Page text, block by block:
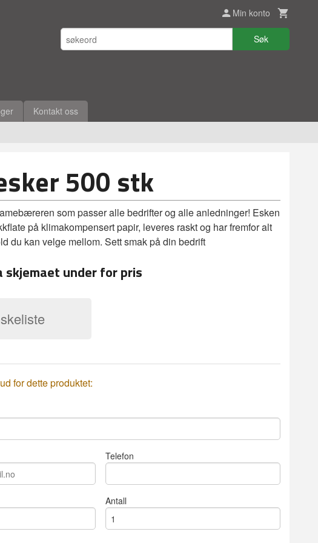
Min konto
Søk
Kontakt oss
500 stk
som passer alle bedrifter og alle anledninger! Esken
på klimakompensert papir, leveres raskt og har fremfor alt
du kan velge mellom. Sett smak på din bedrift
skjemaet under for pris
for dette produktet:
Telefon
Antall